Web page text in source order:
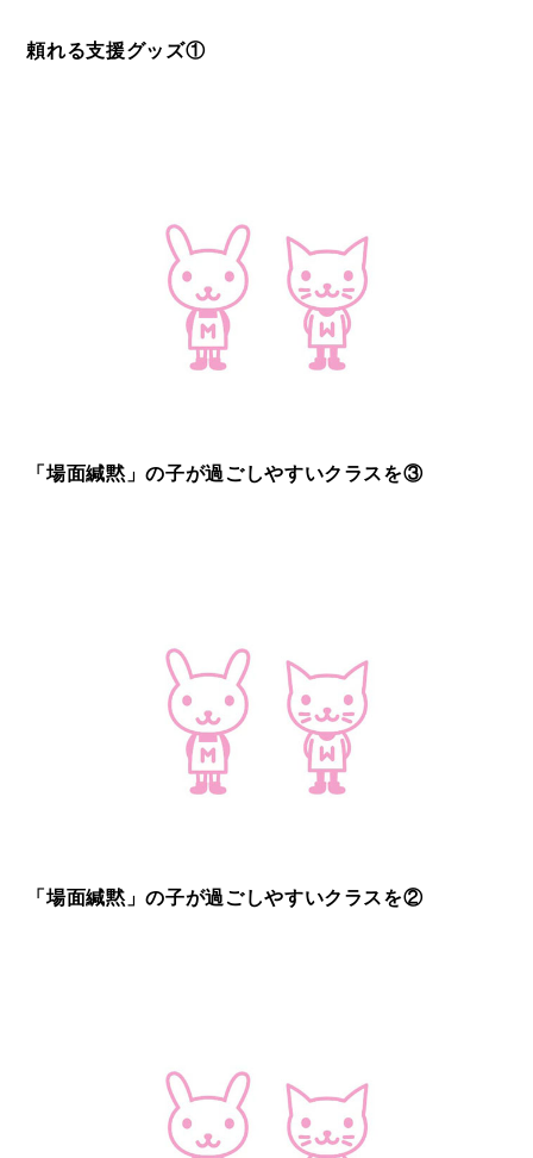
頼れる支援グッズ①
「場面緘黙」の子が過ごしやすいクラスを③
「場面緘黙」の子が過ごしやすいクラスを②